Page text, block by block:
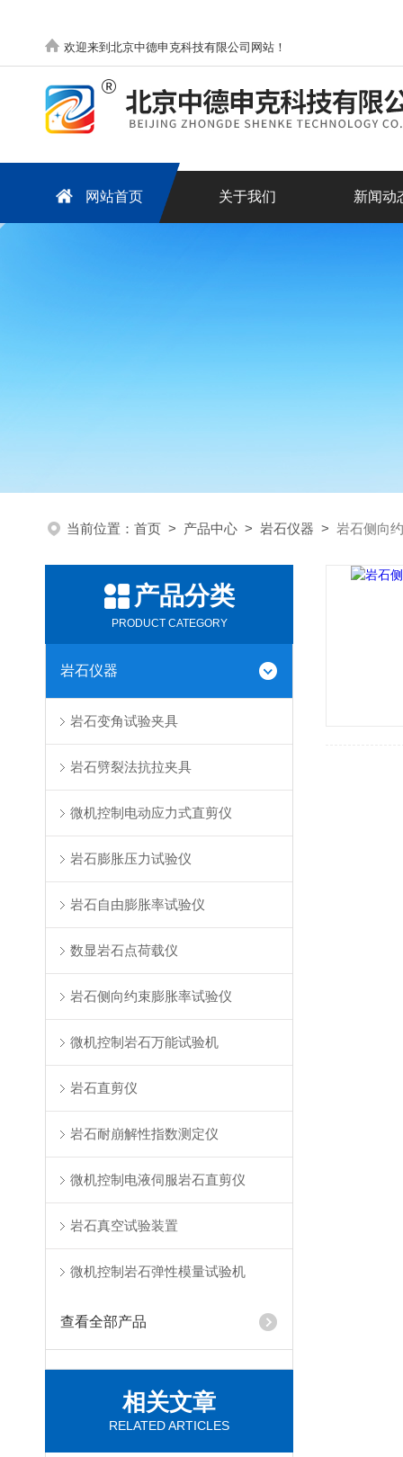
欢迎来到北京中德申克科技有限公司网站！
网站首页 关于我们 新闻动
当前位置： 首页 > 产品中心 > 岩石仪器 > 岩石侧向
产品分类
PRODUCT CATEGORY
岩石仪器
岩石变角试验夹具
岩石劈裂法抗拉夹具
微机控制电动应力式直剪仪
岩石膨胀压力试验仪
岩石自由膨胀率试验仪
数显岩石点荷载仪
岩石侧向约束膨胀率试验仪
微机控制岩石万能试验机
岩石直剪仪
岩石耐崩解性指数测定仪
微机控制电液伺服岩石直剪仪
岩石真空试验装置
微机控制岩石弹性模量试验机
查看全部产品
相关文章
RELATED ARTICLES